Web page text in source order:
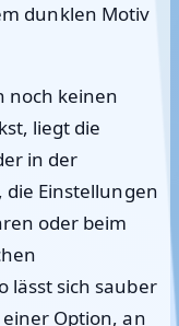
dunklen Motiv
noch keinen
liegt die
in der
Einstellungen
oder beim
lässt sich sauber
Option, an